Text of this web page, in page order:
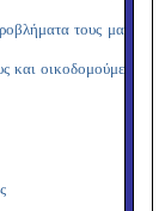
τους μα
και οικοδομούμε